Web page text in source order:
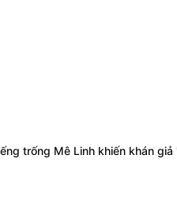
trống Mê Linh khiến khán